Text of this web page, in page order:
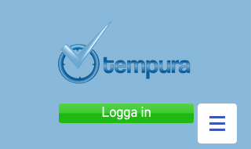
Logga in